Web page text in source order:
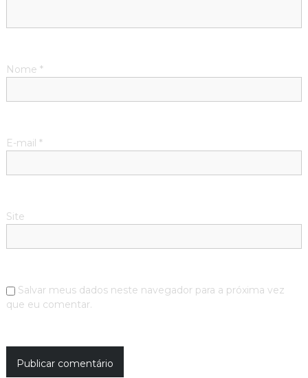
Nome *
E-mail *
Site
Salvar meus dados neste navegador para a próxima vez
que eu comentar.